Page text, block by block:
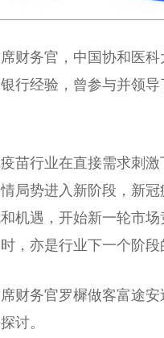
财务官，中国协和医
行经验，曾参与并领
苗行业在直接需求刺
局势进入新阶段，新
机遇，开始新一轮市
，亦是行业下一个阶段
财务官罗樨做客富途
讨。